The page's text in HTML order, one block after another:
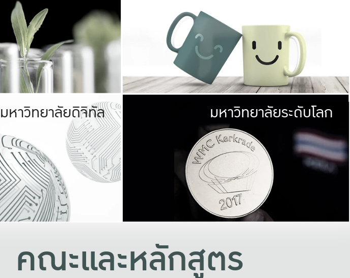
เกษตรศาสตร์ มีพื้นที่เขียวสดใส หนาแน่น
เป็นป่าในเมือง (URBAN FOREST)
เกษตรในเมือง (URBAN AGRICULTURE)
ที่นับรวมกันได้ประมาณ 1,400 ไร่
ให้กับประชาชน
มหาวิทยาลัยรับผิดชอบต่อสังคม
ร่วมมือกับชุมชน เพื่อความกินดีอยู่ดี
และความสุขอย่างยั่งยืน
มองปัญหาในภาพกว้าง
แก้ไขจากปัญหาจุดเล็กๆ
มหาวิทยาลัยดิจิทัล มหาวิทยา
พร้อมที่จ
และผลักดันในการใช้ระบบส
เพื่อการทำงานแ
มหาวิทยาลัยระดับโลก
คณะและหลักสูตร